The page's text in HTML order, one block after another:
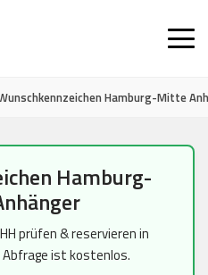
Hamburg-Mitte
Hamburg-
prüfen & reservieren in
ist kostenlos.